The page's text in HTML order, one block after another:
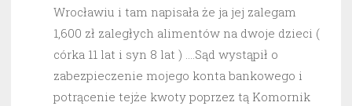
Wrocławiu i tam napisała że ja jej zalegam
1,600 zł zaległych alimentów na dwoje dzieci (
córka 11 lat i syn 8 lat ) ….Sąd wystąpił o
zabezpieczenie mojego konta bankowego i
potrącenie tejże kwoty poprzez tą Komornik